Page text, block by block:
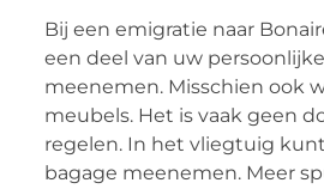
Bij een emigratie naar
een deel van uw
meenemen. Misschien ook
meubels. Het is vaak geen
regelen. In het vliegtuig
bagage meenemen. Meer